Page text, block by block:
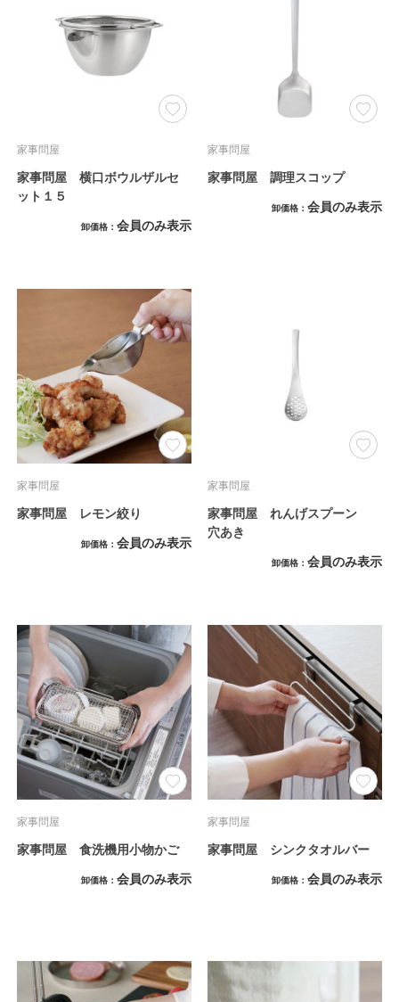
家事問屋
家事問屋 横口ボウルザルセ
ット１５
卸価格 会員のみ表示
家事問屋
家事問屋 調理スコップ
卸価格 会員のみ表示
家事問屋
家事問屋 レモン絞り
卸価格 会員のみ表示
家事問屋
家事問屋 れんげスプーン
穴あき
卸価格 会員のみ表示
家事問屋
家事問屋 食洗機用小物かご
卸価格 会員のみ表示
家事問屋
家事問屋 シンクタオルバー
卸価格 会員のみ表示